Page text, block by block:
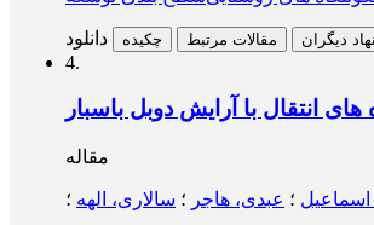
دانلود چکیده مقالات مرتبط دیگران
4.
انتقال با آرایش دوبل باسبار
مقاله
اسماعیل ؛ عبدی، هاجر ؛ سالاری، الهه ؛